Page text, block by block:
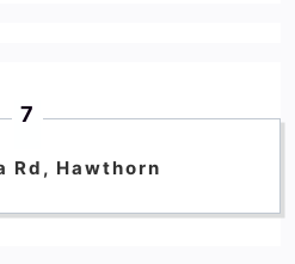
7
Rd, Hawthorn